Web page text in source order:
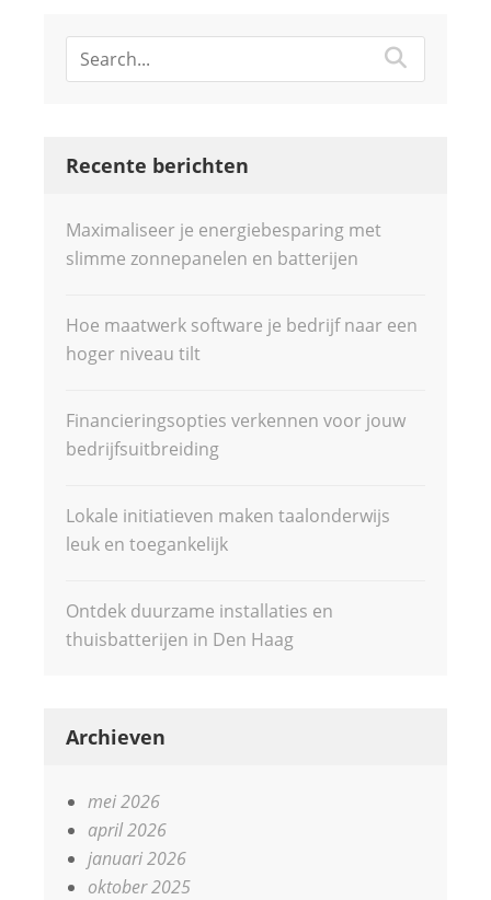
Recente berichten
Maximaliseer je energiebesparing met
slimme zonnepanelen en batterijen
Hoe maatwerk software je bedrijf naar een
hoger niveau tilt
Financieringsopties verkennen voor jouw
bedrijfsuitbreiding
Lokale initiatieven maken taalonderwijs
leuk en toegankelijk
Ontdek duurzame installaties en
thuisbatterijen in Den Haag
Archieven
mei 2026
april 2026
januari 2026
oktober 2025